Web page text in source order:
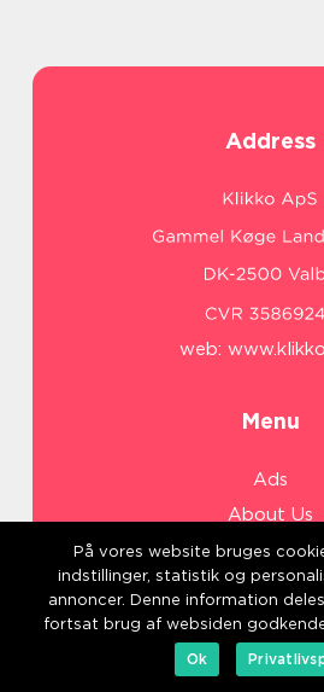
Address
web:
Menu
Ads
About Us
Cookies
Contact
Sitemap
På vores website bruges
indstillinger, statistik og
annoncer. Denne information
fortsat brug af websiden
Ok